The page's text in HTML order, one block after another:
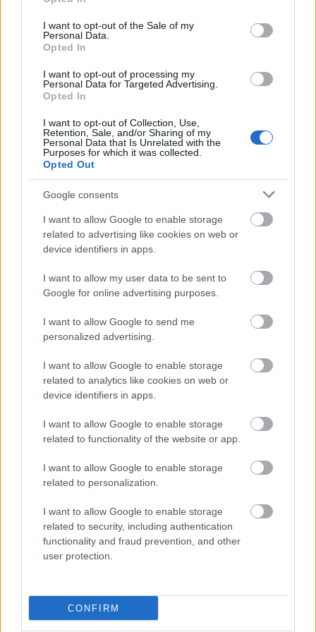
use your data for below specified purposes in below Google
consent section.
I want to opt-out of the Sale of my
Personal Data.
Opted In
I want to opt-out of processing my
Personal Data for Targeted Advertising.
Opted In
I want to opt-out of Collection, Use,
Retention, Sale, and/or Sharing of my
Personal Data that Is Unrelated with the
Purposes for which it was collected.
Opted Out
Google consents
I want to allow Google to enable storage
related to advertising like cookies on web or
device identifiers in apps.
I want to allow my user data to be sent to
Google for online advertising purposes.
I want to allow Google to send me
personalized advertising.
I want to allow Google to enable storage
related to analytics like cookies on web or
device identifiers in apps.
I want to allow Google to enable storage
related to functionality of the website or app.
I want to allow Google to enable storage
related to personalization.
I want to allow Google to enable storage
related to security, including authentication
functionality and fraud prevention, and other
user protection.
CONFIRM
a láthatóan hűtőből elővett somlóiban savanyú
tejszínhab. A képemről égett a bőr, hogy az általam
erre rábeszélt (hiszen magyar specialitás) és somlóit
eddig sosem kátott vendégeknek magyaráznom
És a végén amikor csendesen megjegyeztem a
főpincérnek még hülyének is nézett, hogyasszongya:
gigalehúzás, cinkelt kártya, csak a bank nyerhet :-(
solesz
15 éve
Lassan ennek a modoros - körbelocsolom a tányért
valami szafttal, krémmel - stílusnak vége kellene,
A fenti ételek közül egyet sem kívántam meg.
@Phylemon: a vendéglátás egyik rákfenéjére
tapintottál rá. a stabilitásra. egyik nap ilyen a
teljesítmény, másik nap olyan.
Jóléti Dán Kekszesdoboz
15 éve
Jonasinlove
15 éve
@solesz: a krémes viszont annyira jó hogy már rossz.
kilométerfaló
15 éve